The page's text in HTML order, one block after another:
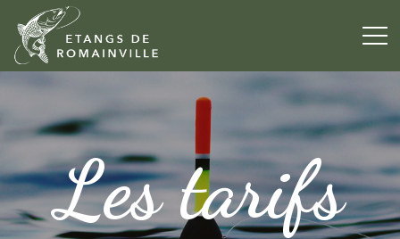
Les tarifs